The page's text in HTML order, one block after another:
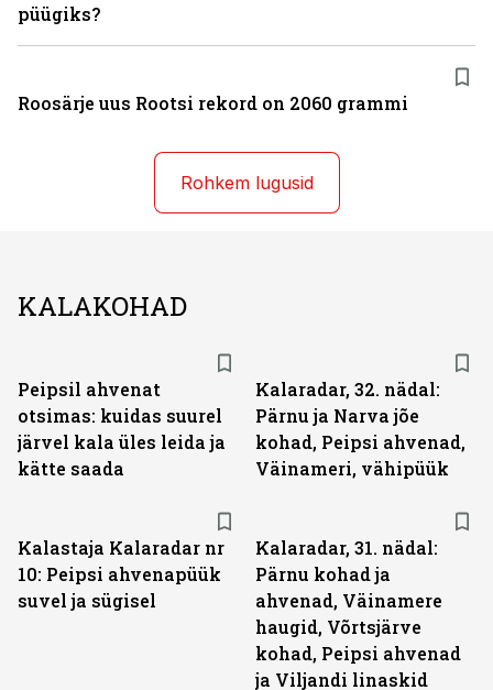
püügiks?
Roosärje uus Rootsi rekord on 2060 grammi
Rohkem lugusid
KALAKOHAD
Peipsil ahvenat
otsimas: kuidas suurel
järvel kala üles leida ja
kätte saada
Kalaradar, 32. nädal:
Pärnu ja Narva jõe
kohad, Peipsi ahvenad,
Väinameri, vähipüük
Kalastaja Kalaradar nr
10: Peipsi ahvenapüük
suvel ja sügisel
Kalaradar, 31. nädal:
Pärnu kohad ja
ahvenad, Väinamere
haugid, Võrtsjärve
kohad, Peipsi ahvenad
ja Viljandi linaskid